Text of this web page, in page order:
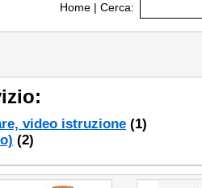
Home | Cerca:
video istruzione (1)
(2)